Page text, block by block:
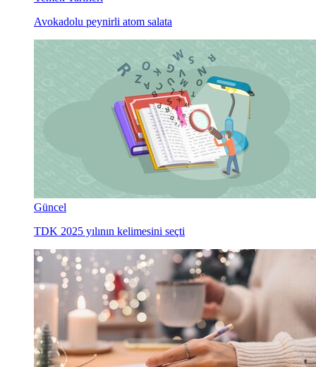
Avokadolu peynirli atom salata
Güncel
TDK 2025 yılının kelimesini seçti